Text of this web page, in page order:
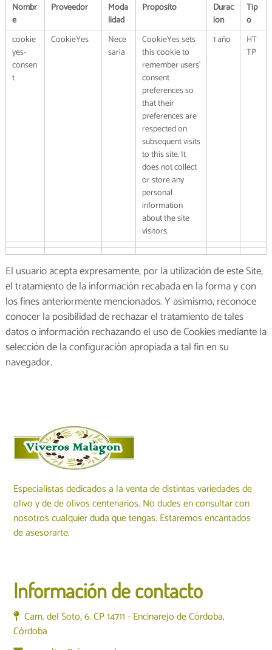
Nombr
e
Proveedor
Moda
lidad
Propósito
Durac
ión
Tip
o
cookie
yes-
consen
t
CookieYes
Nece
saria
CookieYes sets
this cookie to
remember users’
consent
preferences so
that their
preferences are
respected on
subsequent visits
to this site. It
does not collect
or store any
personal
information
about the site
visitors.
1 año
HT
TP
El usuario acepta expresamente, por la utilización de este Site,
el tratamiento de la información recabada en la forma y con
los fines anteriormente mencionados. Y asimismo, reconoce
conocer la posibilidad de rechazar el tratamiento de tales
datos o información rechazando el uso de Cookies mediante la
selección de la configuración apropiada a tal fin en su
navegador.
Especialistas dedicados a la venta de distintas variedades de
olivo y de de olivos centenarios. No dudes en consultar con
nosotros cualquier duda que tengas. Estaremos encantados
de asesorarte.
Información de contacto
Cam. del Soto, 6. CP 14711 - Encinarejo de Córdoba,
Córdoba